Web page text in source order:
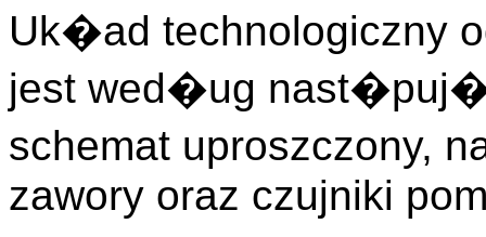
Uk�ad technologiczny
jest wed�ug
schemat uproszczony,
zawory oraz czujniki